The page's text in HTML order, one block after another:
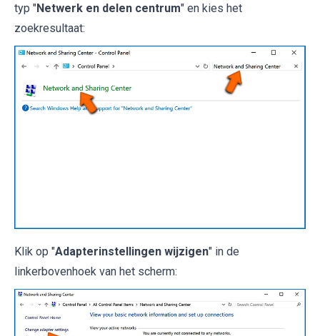
typ "Netwerk en delen centrum" en kies het
zoekresultaat:
Klik op "Adapterinstellingen wijzigen" in de
linkerbovenhoek van het scherm: